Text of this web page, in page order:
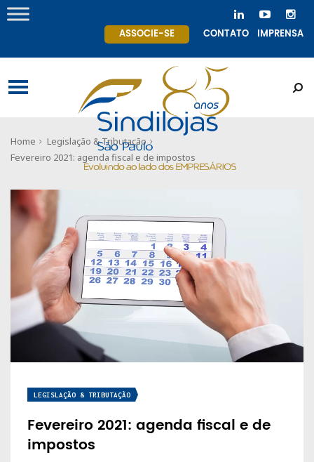
ASSOCIE-SE CONTATO IMPRENSA
Home
Legislação & Tributação
Fevereiro 2021: agenda fiscal e de impostos
LEGISLAÇÃO & TRIBUTAÇÃO
Fevereiro 2021: agenda fiscal e de
impostos